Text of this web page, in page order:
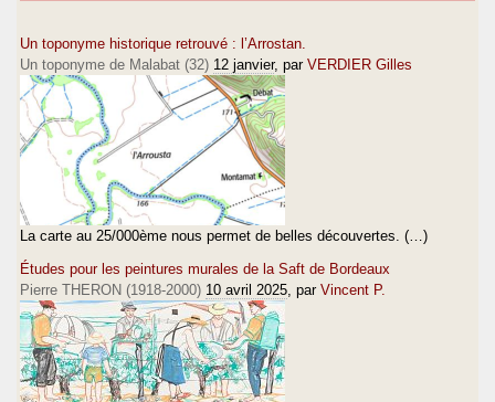
Un toponyme historique retrouvé : l’Arrostan.
Un toponyme de Malabat (32) 12 janvier, par VERDIER Gilles
La carte au 25/000ème nous permet de belles découvertes. (…)
Études pour les peintures murales de la Saft de Bordeaux
Pierre THERON (1918-2000) 10 avril 2025 , par Vincent P.